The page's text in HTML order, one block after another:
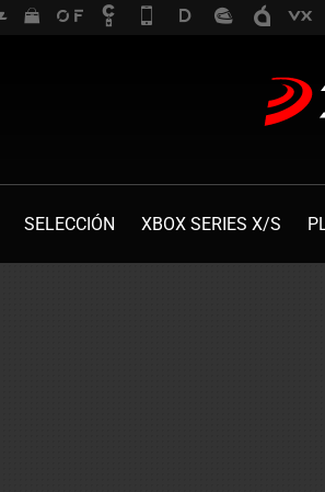
SELECCIÓN XBOX SERIES X/S